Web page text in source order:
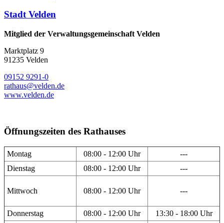
Stadt Velden
Mitglied der Verwaltungsgemeinschaft Velden
Marktplatz 9
91235 Velden
09152 9291-0
rathaus@velden.de
www.velden.de
Öffnungszeiten des Rathauses
Montag 08:00 - 12:00 Uhr
---
Dienstag
08:00 - 12:00 Uhr ---
Mittwoch 08:00 - 12:00 Uhr ---
Donnerstag 08:00 - 12:00 Uhr 13:30 - 18:00 Uhr